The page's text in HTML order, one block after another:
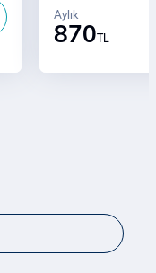
870TL
Aylık